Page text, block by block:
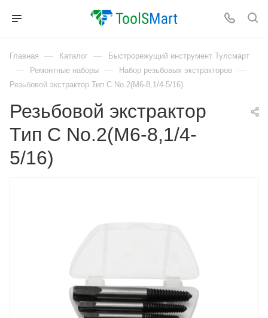
Главная — Каталог — Быстрорежущий инструмент Тулсмарт
— Ремонтные наборы — Набор резьбовых экстракторов —
Резьбовой экстрактор Тип С No.2(M6-8,1/4-5/16)
Резьбовой экстрактор
Тип С No.2(M6-8,1/4-
5/16)